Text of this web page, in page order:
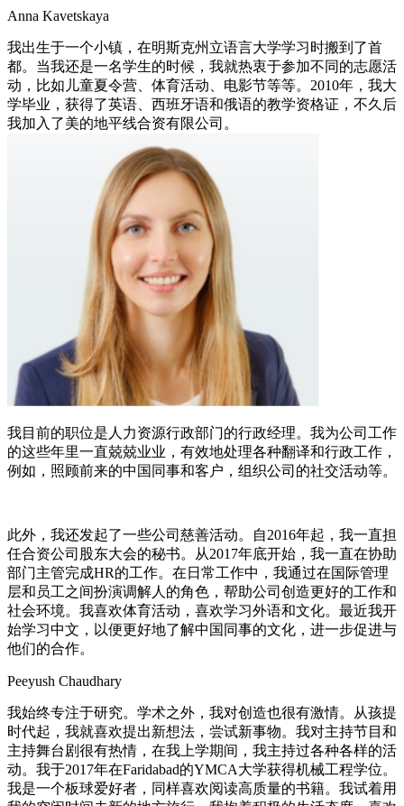
Anna Kavetskaya
我出生于一个小镇，在明斯克州立语言大学学习时搬到了首
都。当我还是一名学生的时候，我就热衷于参加不同的志愿活
动，比如儿童夏令营、体育活动、电影节等等。2010年，我大
学毕业，获得了英语、西班牙语和俄语的教学资格证，不久后
我加入了美的地平线合资有限公司。
我目前的职位是人力资源行政部门的行政经理。我为公司工作
的这些年里一直兢兢业业，有效地处理各种翻译和行政工作，
例如，照顾前来的中国同事和客户，组织公司的社交活动等。
此外，我还发起了一些公司慈善活动。自2016年起，我一直担
任合资公司股东大会的秘书。从2017年底开始，我一直在协助
部门主管完成HR的工作。在日常工作中，我通过在国际管理
层和员工之间扮演调解人的角色，帮助公司创造更好的工作和
社会环境。我喜欢体育活动，喜欢学习外语和文化。最近我开
始学习中文，以便更好地了解中国同事的文化，进一步促进与
他们的合作。
Peeyush Chaudhary
我始终专注于研究。学术之外，我对创造也很有激情。从孩提
时代起，我就喜欢提出新想法，尝试新事物。我对主持节目和
主持舞台剧很有热情，在我上学期间，我主持过各种各样的活
动。我于2017年在Faridabad的YMCA大学获得机械工程学位。
我是一个板球爱好者，同样喜欢阅读高质量的书籍。我试着用